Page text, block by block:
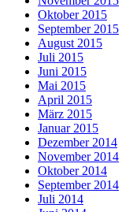
Oktober 2015
September 2015
August 2015
Juli 2015
Juni 2015
Mai 2015
April 2015
März 2015
Januar 2015
Dezember 2014
November 2014
Oktober 2014
September 2014
Juli 2014